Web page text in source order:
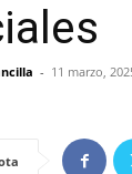
- 11 marzo,